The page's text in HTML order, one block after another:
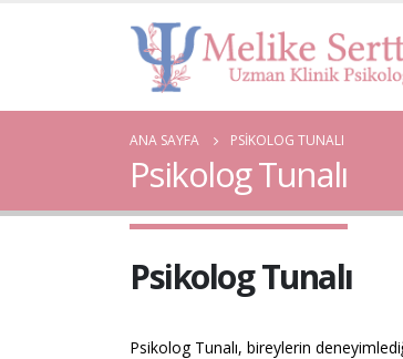
ANA SAYFA PSIKOLOG TUNALI
Psikolog Tunalı
Psikolog Tunalı
Psikolog Tunalı, bireylerin